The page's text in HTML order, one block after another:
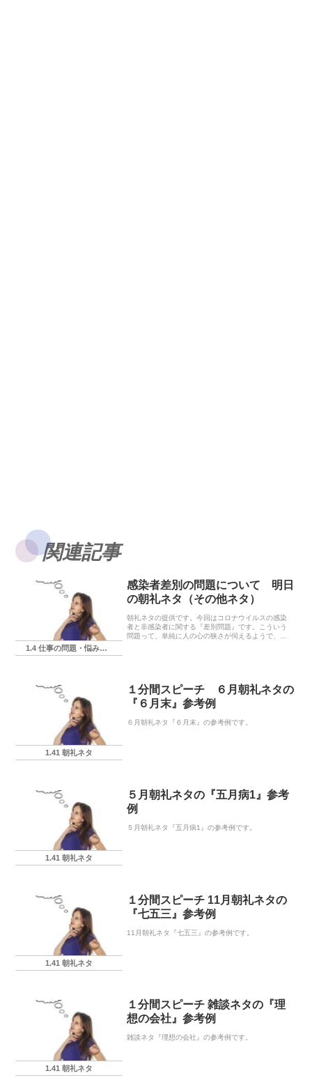
関連記事
1.4 仕事の問題・悩み・相談
感染者差別の問題について 明日
の朝礼ネタ（その他ネタ）
朝礼ネタの提供です。今回はコロナウイルスの感染
者と非感染者に関する『差別問題』です。こういう
問題って、単純に人の心の狭さが伺えるようで、な
1.41 朝礼ネタ
１分間スピーチ ６月朝礼ネタの
『６月末』参考例
６月朝礼ネタ『６月末』の参考例です。
1.41 朝礼ネタ
５月朝礼ネタの『五月病1』参考
例
５月朝礼ネタ『五月病1』の参考例です。
1.41 朝礼ネタ
１分間スピーチ 11月朝礼ネタの
『七五三』参考例
11月朝礼ネタ『七五三』の参考例です。
1.41 朝礼ネタ
１分間スピーチ 雑談ネタの『理
想の会社』参考例
雑談ネタ『理想の会社』の参考例です。